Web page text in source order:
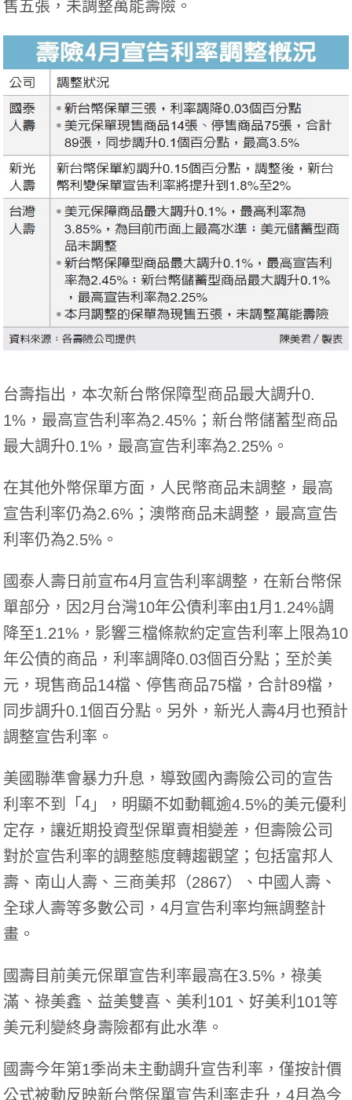
售五張，未調整萬能壽險。
台壽指出，本次新台幣保障型商品最大調升0.
1%，最高宣告利率為2.45%；新台幣儲蓄型商品
最大調升0.1%，最高宣告利率為2.25%。
在其他外幣保單方面，人民幣商品未調整，最高
宣告利率仍為2.6%；澳幣商品未調整，最高宣告
利率仍為2.5%。
國泰人壽日前宣布4月宣告利率調整，在新台幣保
單部分，因2月台灣10年公債利率由1月1.24%調
降至1.21%，影響三檔條款約定宣告利率上限為10
年公債的商品，利率調降0.03個百分點；至於美
元，現售商品14檔、停售商品75檔，合計89檔，
同步調升0.1個百分點。另外，新光人壽4月也預計
調整宣告利率。
美國聯準會暴力升息，導致國內壽險公司的宣告
利率不到「4」，明顯不如動輒逾4.5%的美元優利
定存，讓近期投資型保單賣相變差，但壽險公司
對於宣告利率的調整態度轉趨觀望；包括富邦人
壽、南山人壽、三商美邦（2867）、中國人壽、
全球人壽等多數公司，4月宣告利率均無調整計
畫。
國壽目前美元保單宣告利率最高在3.5%，祿美
滿、祿美鑫、益美雙喜、美利101、好美利101等
美元利變終身壽險都有此水準。
國壽今年第1季尚未主動調升宣告利率，僅按計價
公式被動反映新台幣保單宣告利率走升，4月為今